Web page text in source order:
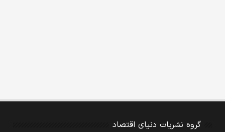
گروه نشریات دنیای اقتصاد